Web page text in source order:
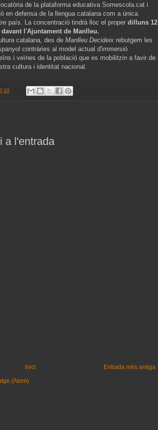
de la plataforma educativa Somescola.cat i
en defensa de la llengua catalana com a única
país. La concentració tindrà lloc el proper dilluns 12
l'Ajuntament de Manlleu.
catalana, des de Manlleu Decideix rebutgem les
contràries al model actual d'immersió
i veïnes de la població que es mobilitzin a favir de
cultura i identitat nacional.
a l'entrada
Entrada més antiga
Inici
(Atom)